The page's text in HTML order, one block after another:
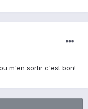
m'en sortir c'est bon!